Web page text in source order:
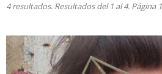
4 resultados. Resultados del 1 al 4. Página